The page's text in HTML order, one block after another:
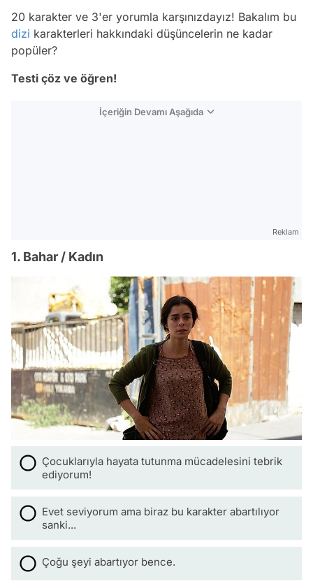
20 karakter ve 3'er yorumla karşınızdayız! Bakalım bu
dizi karakterleri hakkındaki düşüncelerin ne kadar
popüler?
Testi çöz ve öğren!
İçeriğin Devamı Aşağıda
Reklam
1. Bahar / Kadın
Çocuklarıyla hayata tutunma mücadelesini tebrik
ediyorum!
Evet seviyorum ama biraz bu karakter abartılıyor
sanki...
Çoğu şeyi abartıyor bence.